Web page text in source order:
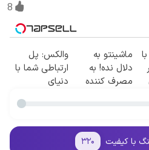
8
ماشینتو به
دلال نده! به
مصرف کننده
والکس: پل
ارتباطی شما با
دنیای
با کیفیت ۳۲۰